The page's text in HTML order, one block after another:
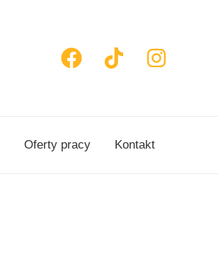
Oferty pracy Kontakt